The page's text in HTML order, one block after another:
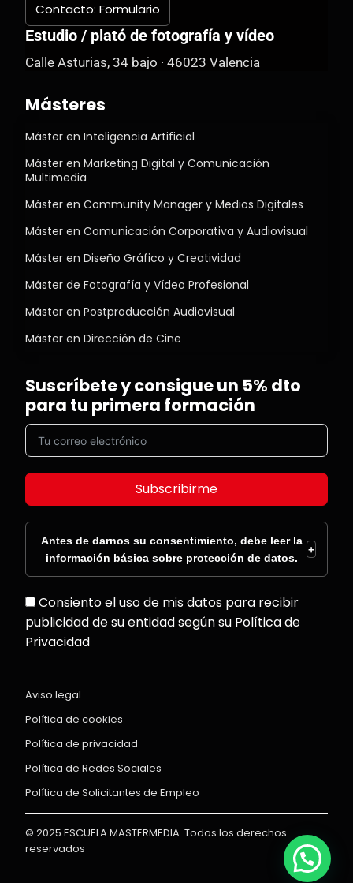
Contacto: Formulario
Estudio / plató de fotografía y vídeo
Calle Asturias, 34 bajo · 46023 Valencia
Másteres
Máster en Inteligencia Artificial
Máster en Marketing Digital y Comunicación
Multimedia
Máster en Community Manager y Medios Digitales
Máster en Comunicación Corporativa y Audiovisual
Máster en Diseño Gráfico y Creatividad
Máster de Fotografía y Vídeo Profesional
Máster en Postproducción Audiovisual
Máster en Dirección de Cine
Suscríbete y consigue un 5% dto
para tu primera formación
Subscribirme
Antes de darnos su consentimiento, debe leer la
información básica sobre protección de datos.
+
Consiento el uso de mis datos para recibir
publicidad de su entidad según su Política de
Privacidad
Aviso legal
Política de cookies
Política de privacidad
Política de Redes Sociales
Política de Solicitantes de Empleo
© 2025 ESCUELA MASTERMEDIA. Todos los derechos
reservados